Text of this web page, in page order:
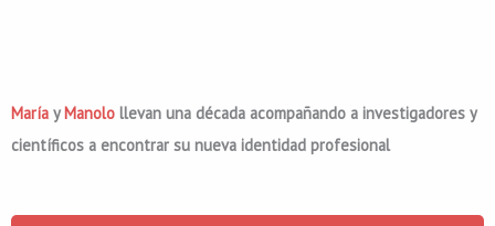
María y Manolo llevan una década acompañando a investigadores y
científicos a encontrar su nueva identidad profesional